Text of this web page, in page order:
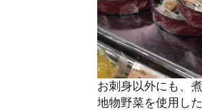
お刺身以外にも、
地物野菜を使用し